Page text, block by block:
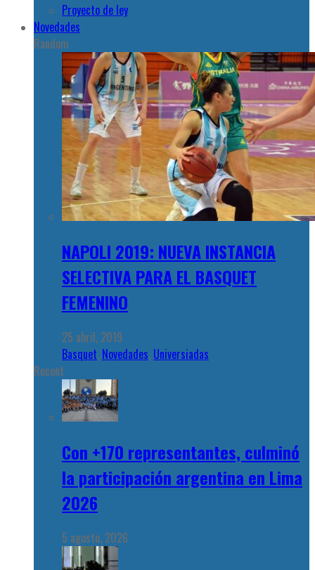
Proyecto de ley
Novedades
Random
NAPOLI 2019: NUEVA INSTANCIA
SELECTIVA PARA EL BASQUET
FEMENINO
25 abril, 2019
Basquet, Novedades, Universiadas
Recent
Con +170 representantes, culminó
la participación argentina en Lima
2026
5 agosto, 2026